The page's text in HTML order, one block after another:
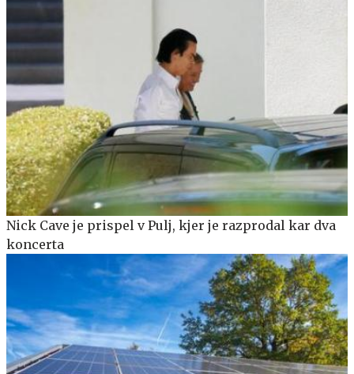
Nick Cave je prispel v Pulj, kjer je razprodal kar dva
koncerta